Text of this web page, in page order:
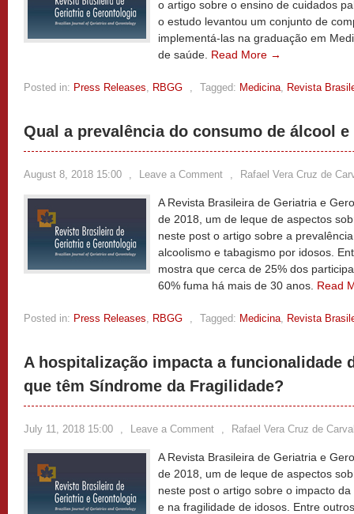
o artigo sobre o ensino de cuidados
o estudo levantou um conjunto de
implementá-las na graduação em
de saúde. Read More →
Posted in: Press Releases, RBGG , Tagged: Medicina, Revista
Qual a prevalência do consumo de álcool
August 8, 2018 15:00 , Leave a Comment , Rafael Vera Cruz de
A Revista Brasileira de Geriatria e
de 2018, um de leque de aspectos
neste post o artigo sobre a
alcoolismo e tabagismo por idosos.
mostra que cerca de 25% dos
60% fuma há mais de 30 anos. Read
Posted in: Press Releases, RBGG , Tagged: Medicina, Revista
A hospitalização impacta a funcionalidade
que têm Síndrome da Fragilidade?
July 11, 2018 15:00 , Leave a Comment , Rafael Vera Cruz de
A Revista Brasileira de Geriatria e
de 2018, um de leque de aspectos
neste post o artigo sobre o impacto
e na fragilidade de idosos. Entre